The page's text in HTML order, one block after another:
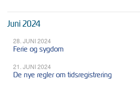
Juni 2024
28. JUNI 2024
Ferie og sygdom
21. JUNI 2024
De nye regler om tidsregistrering